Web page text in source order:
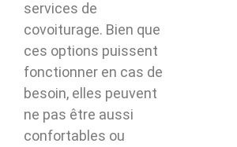
services de
covoiturage. Bien que
ces options puissent
fonctionner en cas de
besoin, elles peuvent
ne pas être aussi
confortables ou